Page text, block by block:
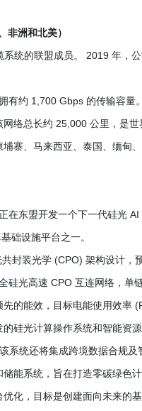
非洲和北美）
统的联盟成员。 2019 年，
有约 1,700 Gbps 的传输容
络总长约 25,000 公里，是
寨、马来西亚、泰国、缅甸
在东盟开发一个下一代硅光
础设施平台之一。
封装光学 (CPO) 架构设计
硅光高速 CPO 互连网络，
的能效，目标电能使用效率
硅光计算操作系统和智能资
系统还将集成跨境数据合规及
能系统，旨在打造零碳绿色
化，目标是创建面向未来的